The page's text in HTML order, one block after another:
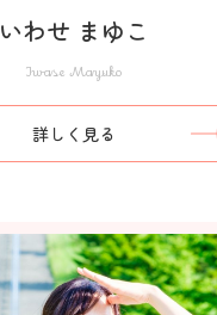
いわせ まゆこ
Iwase Mayuko
詳しく見る